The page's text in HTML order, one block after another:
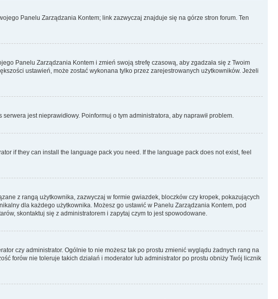
Panelu Zarządzania Kontem; link zazwyczaj znajduje się na górze stron forum. Ten
Panelu Zarządzania Kontem i zmień swoją strefę czasową, aby zgadzała się z Twoim
ustawień, może zostać wykonana tylko przez zarejestrowanych użytkowników. Jeżeli
jest nieprawidłowy. Poinformuj o tym administratora, aby naprawił problem.
if they can install the language pack you need. If the language pack does not exist, feel
z rangą użytkownika, zazwyczaj w formie gwiazdek, bloczków czy kropek, pokazujących
dla każdego użytkownika. Możesz go ustawić w Panelu Zarządzania Kontem, pod
skontaktuj się z administratorem i zapytaj czym to jest spowodowane.
czy administrator. Ogólnie to nie możesz tak po prostu zmienić wyglądu żadnych rang na
forów nie toleruje takich działań i moderator lub administrator po prostu obniży Twój licznik